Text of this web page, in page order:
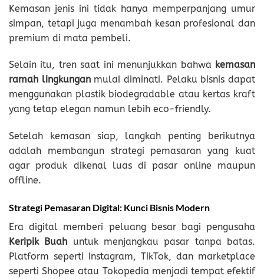
Kemasan jenis ini tidak hanya memperpanjang umur
simpan, tetapi juga menambah kesan profesional dan
premium di mata pembeli.
Selain itu, tren saat ini menunjukkan bahwa kemasan
ramah lingkunganmulai diminati. Pelaku bisnis dapat
menggunakan plastik biodegradable atau kertas kraft
yang tetap elegan namun lebih eco-friendly.
Setelah kemasan siap, langkah penting berikutnya
adalah membangun strategi pemasaran yang kuat
agar produk dikenal luas di pasar online maupun
offline.
Strategi Pemasaran Digital: Kunci Bisnis Modern
Era digital memberi peluang besar bagi pengusaha
Keripik Buah untuk menjangkau pasar tanpa batas.
Platform seperti Instagram, TikTok, dan marketplace
seperti Shopee atau Tokopedia menjadi tempat efektif